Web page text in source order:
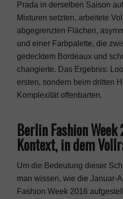
Prada in derselben Saison
Mixturen setzten, arbeitete
abgegrenzten Flächen,
und einer Farbpalette, die
gedecktem Bordeaux und
changierte. Das Ergebnis:
ersten, sondern beim dritten
Komplexität offenbarten.
Berlin Fashion
Kontext, in dem
Um die Bedeutung dieser
man wissen, wie die Januar-
Fashion Week 2016